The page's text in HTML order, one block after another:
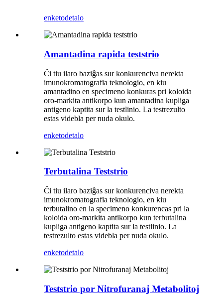
enketodetalo
Amantadina rapida teststrio
Ĉi tiu ilaro baziĝas sur konkurenciva nerekta
imunokromatografia teknologio, en kiu
amantadino en specimeno konkuras pri koloida
oro-markita antikorpo kun amantadina kupliga
antigeno kaptita sur la testlinio. La testrezulto
estas videbla per nuda okulo.
enketodetalo
Terbutalina Teststrio
Ĉi tiu ilaro baziĝas sur konkurenciva nerekta
imunokromatografia teknologio, en kiu
terbutalino en la specimeno konkurencas pri la
koloida oro-markita antikorpo kun terbutalina
kupliga antigeno kaptita sur la testlinio. La
testrezulto estas videbla per nuda okulo.
enketodetalo
Teststrio por Nitrofuranaj Metabolitoj